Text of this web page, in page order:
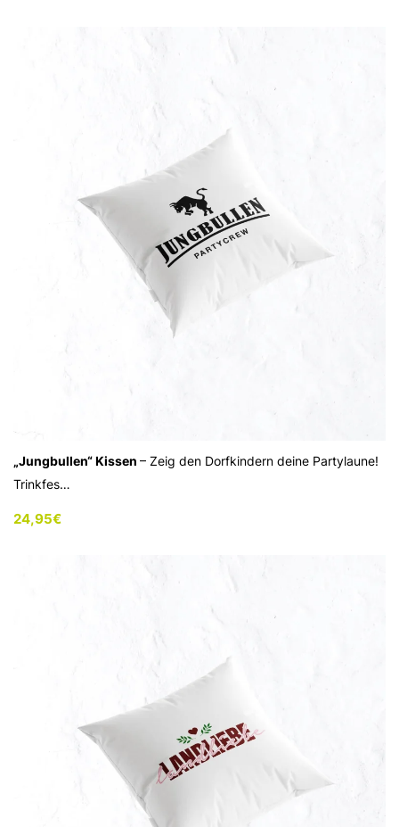
„Jungbullen“ Kissen – Zeig den Dorfkindern deine Partylaune!
Trinkfes…
24,95€